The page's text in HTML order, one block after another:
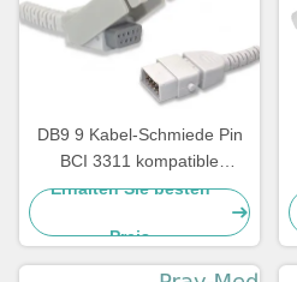
DB9 9 Kabel-Schmiede Pin
BCI 3311 kompatible
Erweiterungs-Spo2
Erhalten Sie besten
Preis